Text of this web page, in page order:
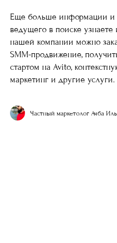
Еще больше информации и
ведущего в поиске узнаете
нашей компании можно
SMM-продвижение,
стартом на Avito,
маркетинг и другие услуги.
Частный маркетолог Ачба